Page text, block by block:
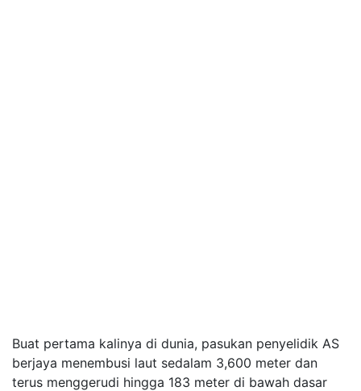
Buat pertama kalinya di dunia, pasukan penyelidik AS
berjaya menembusi laut sedalam 3,600 meter dan
terus menggerudi hingga 183 meter di bawah dasar